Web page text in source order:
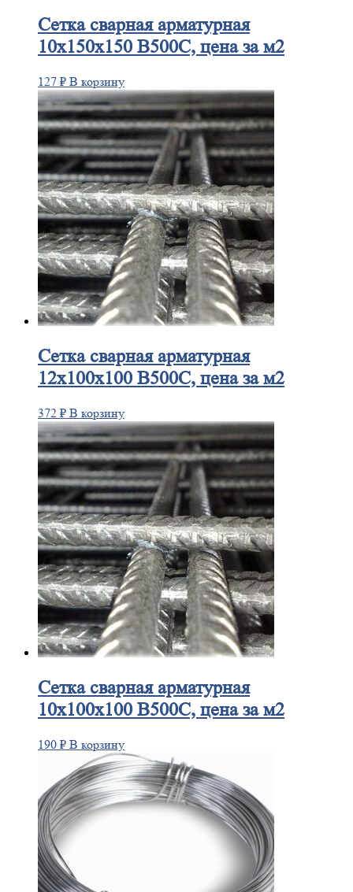
Сеткасварная арматурная
10х150х150 В500С, цена за м2
127 ₽ В корзину
Сеткасварная арматурная
12х100х100 В500С, цена за м2
372 ₽ В корзину
Сеткасварная арматурная
10х100х100 В500С, цена за м2
190 ₽ В корзину